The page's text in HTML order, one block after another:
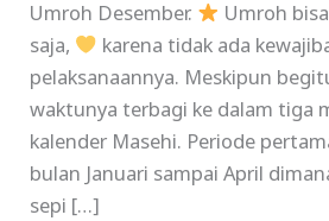
Umroh Desember.
Umroh
saja,
karena tidak ada
pelaksanaannya. Meskipun
waktunya terbagi ke dalam tiga
kalender Masehi. Periode
bulan Januari sampai April
sepi […]